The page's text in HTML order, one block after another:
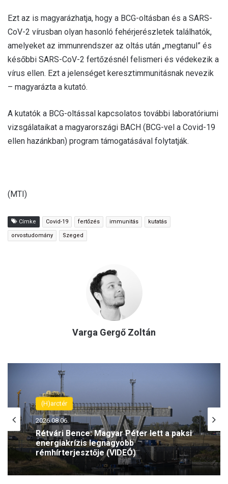
Ezt az is magyarázhatja, hogy a BCG-oltásban és a SARS-
CoV-2 vírusban olyan hasonló fehérjerészletek találhatók,
amelyeket az immunrendszer az oltás után „megtanul” és
későbbi SARS-CoV-2 fertőzésnél felismeri és védekezik a
vírus ellen. Ezt a jelenséget keresztimmunitásnak nevezik
– magyarázta a kutató.
A kutatók a BCG-oltással kapcsolatos további laboratóriumi
vizsgálataikat a magyarországi BACH (BCG-vel a Covid-19
ellen hazánkban) program támogatásával folytatják.
(MTI)
Címke Covid-19 fertőzés immunitás kutatás
orvostudomány Szeged
Varga Gergő Zoltán
(H)arctér
2026.08.06.
Rétvári Bence: Magyar Péter lett a paksi
energiakrízis legnagyobb
rémhírterjesztője (VIDEÓ)